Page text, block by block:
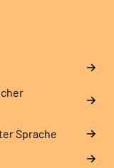
Sprache